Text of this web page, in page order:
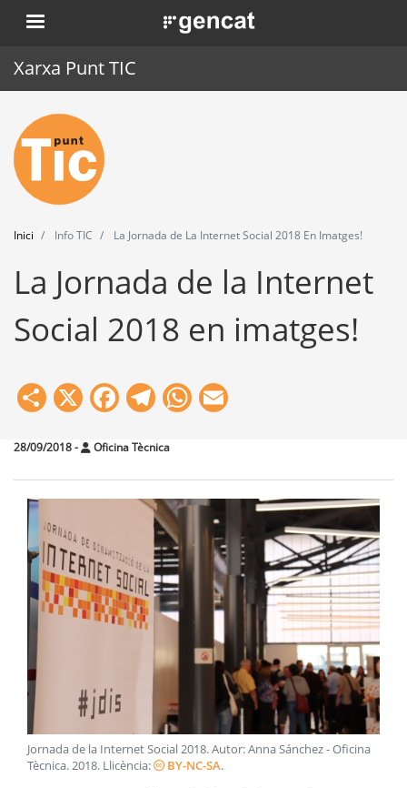
Vés
al
. Obre en una nova finestra.
Xarxa Punt TIC
Inici
Punt TIC
Actualitat
Agenda
Formació
Eines
Inici Info TIC La Jornada de La Internet Social 2018 En Imatges!
La Jornada de la Internet
Social 2018 en imatges!
Share
X Facebook
Telegram
WhatsApp
28/09/2018- Oficina Tècnica
Jornada de la Internet Social 2018. Autor:Anna Sánchez - Oficina
Tècnica.2018. Llicència: BY-NC-SA.